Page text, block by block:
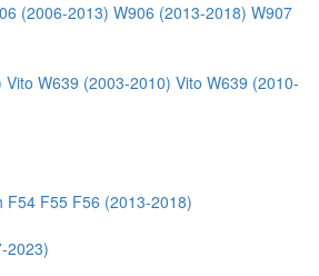
(2006-2013) W906 (2013-2018) W907
Vito W639 (2003-2010) Vito W639 (2010-
F54 F55 F56 (2013-2018)
2023)